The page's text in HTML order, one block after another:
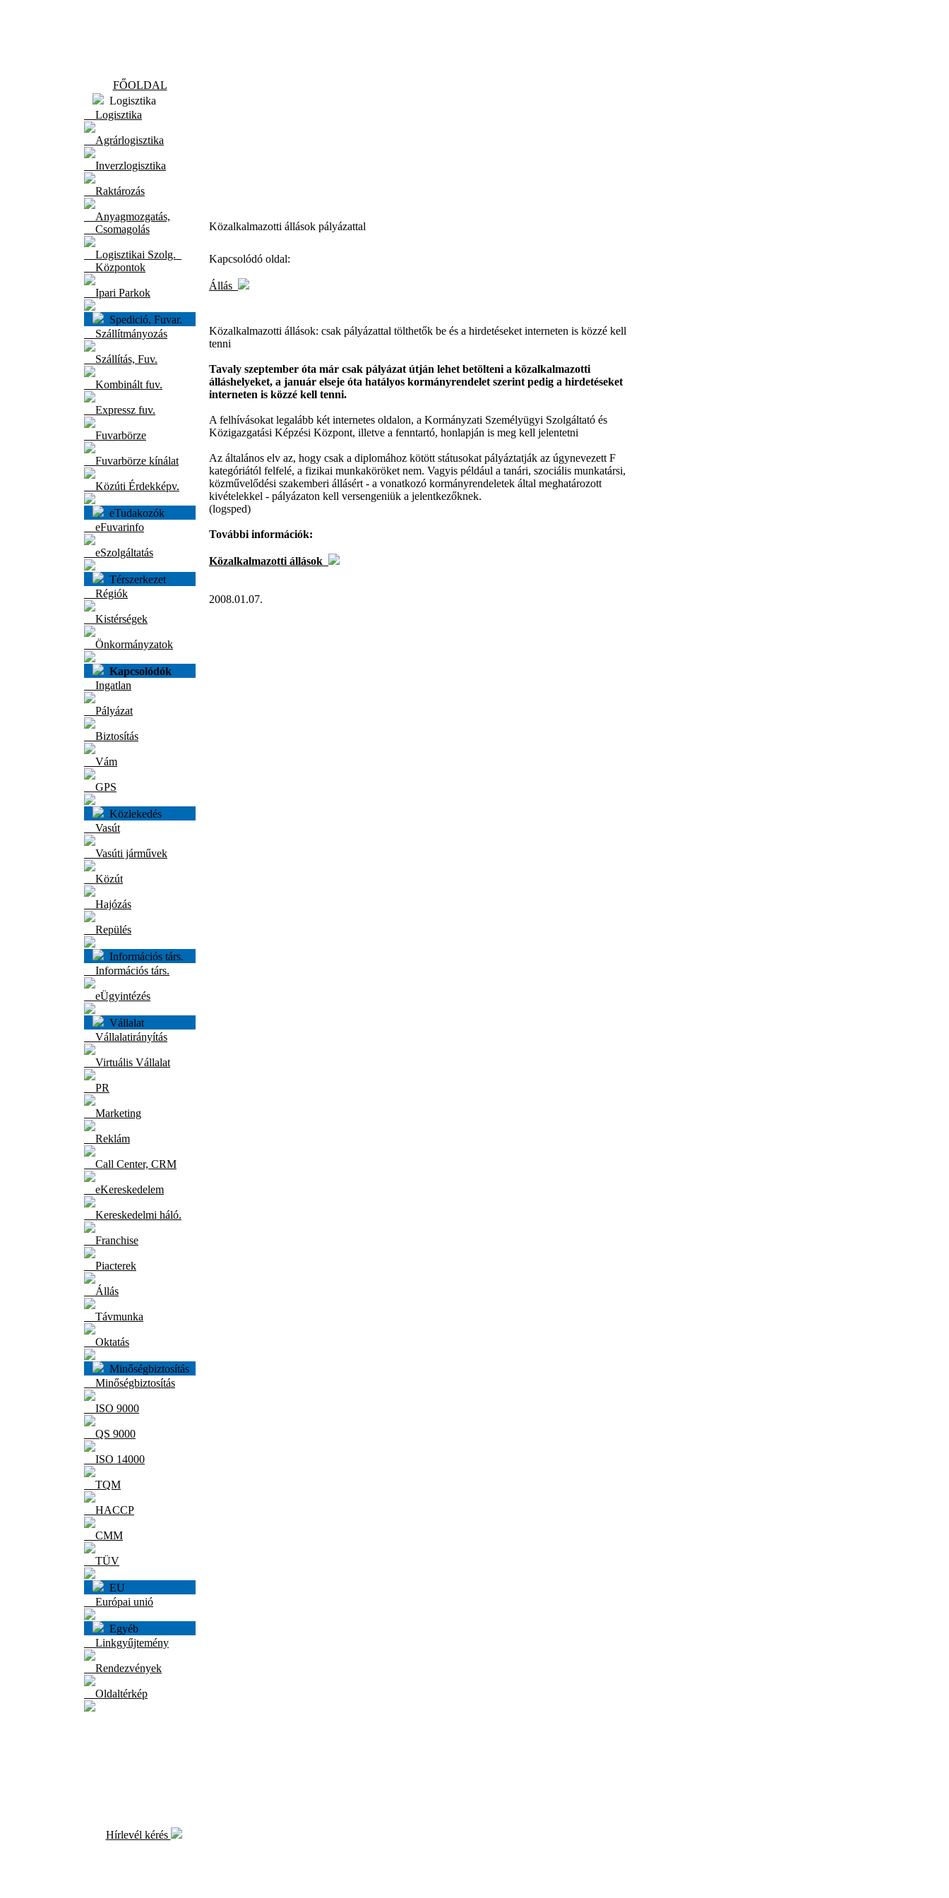
FŐOLDAL
Logisztika
Logisztika
Agrárlogisztika
Inverzlogisztika
Raktározás
Anyagmozgatás,
Csomagolás
Logisztikai Szolg.
Központok
Ipari Parkok
Spedició, Fuvar.
Szállítmányozás
Szállítás, Fuv.
Kombinált fuv.
Expressz fuv.
Fuvarbörze
Fuvarbörze kínálat
Közúti Érdekképv.
eTudakozók
eFuvarinfo
eSzolgáltatás
Térszerkezet
Régiók
Kistérségek
Önkormányzatok
Kapcsolódók
Ingatlan
Pályázat
Biztosítás
Vám
GPS
Közlekedés
Vasút
Vasúti járművek
Közút
Hajózás
Repülés
Információs társ.
Információs társ.
eÜgyintézés
Vállalat
Vállalatirányítás
Virtuális Vállalat
PR
Marketing
Reklám
Call Center, CRM
eKereskedelem
Kereskedelmi háló.
Franchise
Piacterek
Állás
Távmunka
Oktatás
Minőségbiztosítás
Minőségbiztosítás
ISO 9000
QS 9000
ISO 14000
TQM
HACCP
CMM
TÜV
EU
Európai unió
Egyéb
Linkgyűjtemény
Rendezvények
Oldaltérkép
Hírlevél kérés
Közalkalmazotti állások pályázattal
Kapcsolódó oldal:
Állás
Közalkalmazotti állások: csak pályázattal tölthetők be és a hirdetéseket interneten is közzé kell
tenni
Tavaly szeptember óta már csak pályázat útján lehet betölteni a közalkalmazotti
álláshelyeket, a január elseje óta hatályos kormányrendelet szerint pedig a hirdetéseket
interneten is közzé kell tenni.
A felhívásokat legalább két internetes oldalon, a Kormányzati Személyügyi Szolgáltató és
Közigazgatási Képzési Központ, illetve a fenntartó, honlapján is meg kell jelentetni
Az általános elv az, hogy csak a diplomához kötött státusokat pályáztatják az úgynevezett F
kategóriától felfelé, a fizikai munkaköröket nem. Vagyis például a tanári, szociális munkatársi,
közművelődési szakemberi állásért - a vonatkozó kormányrendeletek által meghatározott
kivételekkel - pályázaton kell versengeniük a jelentkezőknek.
(logsped)
További információk:
Közalkalmazotti állások
2008.01.07.